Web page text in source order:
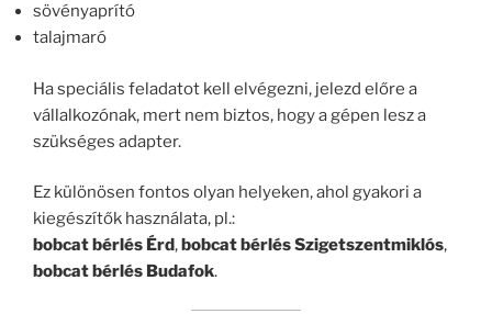
sövényaprító
talajmaró
Ha speciális feladatot kell elvégezni, jelezd előre a
vállalkozónak, mert nem biztos, hogy a gépen lesz a
szükséges adapter.
Ez különösen fontos olyan helyeken, ahol gyakori a
kiegészítők használata, pl.:
bobcat bérlés Érd, bobcat bérlés Szigetszentmiklós,
bobcat bérlés Budafok.